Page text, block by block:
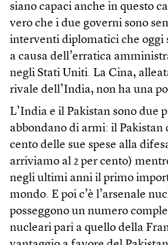
siano capaci anche in questo
vero che i due governi sono
interventi diplomatici che oggi
a causa dell’erratica
negli Stati Uniti. La Cina,
rivale dell’India, non ha una
L’India e il Pakistan sono due
abbondano di armi: il Pakistan
cento delle sue spese alla
arriviamo al 2 per cento)
negli ultimi anni il primo
mondo. E poi c’è l’arsenale
posseggono un numero
nucleari pari a quello della